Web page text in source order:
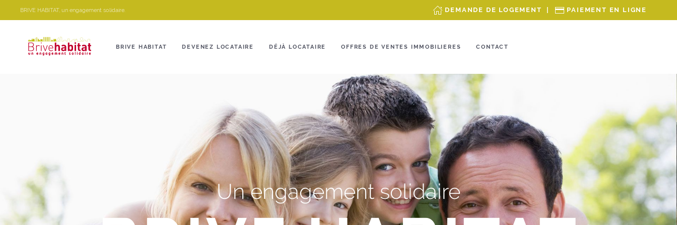
BRIVE HABITAT, un engagement solidaire. DEMANDE DE LOGEMENT PAIEMENT EN LIGNE
BRIVE HABITAT DEVENEZ LOCATAIRE DÉJÀ LOCATAIRE OFFRES DE VENTES IMMOBILIERES CONTACT
Un engagement solidaire
Panneau de gestion des cookies